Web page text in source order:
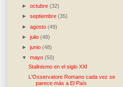
►octubre(32)
►septiembre(35)
►agosto(49)
►julio(48)
►junio(48)
▼mayo(50)
Stalinismo en el siglo XXI
L'Osservatore Romano cada vez se
parece más a El País